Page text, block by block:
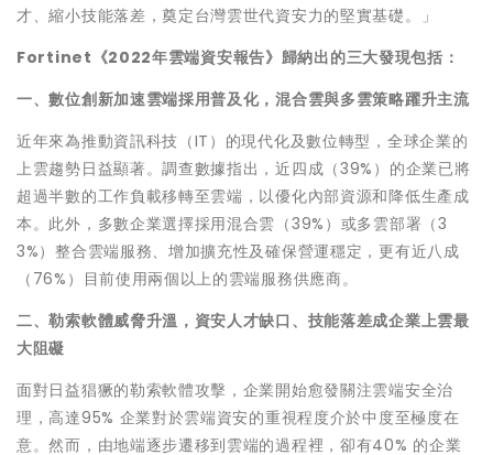
才、縮小技能落差，奠定台灣雲世代資安力的堅實基礎。」
Fortinet《2022年雲端資安報告》歸納出的三大發現包括：
一、數位創新加速雲端採用普及化，混合雲與多雲策略躍升主流
近年來為推動資訊科技（IT）的現代化及數位轉型，全球企業的
上雲趨勢日益顯著。調查數據指出，近四成（39%）的企業已將
超過半數的工作負載移轉至雲端，以優化內部資源和降低生產成
本。此外，多數企業選擇採用混合雲（39%）或多雲部署（3
3%）整合雲端服務、增加擴充性及確保營運穩定，更有近八成
（76%）目前使用兩個以上的雲端服務供應商。
二、勒索軟體威脅升溫，資安人才缺口、技能落差成企業上雲最
大阻礙
面對日益猖獗的勒索軟體攻擊，企業開始愈發關注雲端安全治
理，高達95% 企業對於雲端資安的重視程度介於中度至極度在
意。然而，由地端逐步遷移到雲端的過程裡，卻有40% 的企業